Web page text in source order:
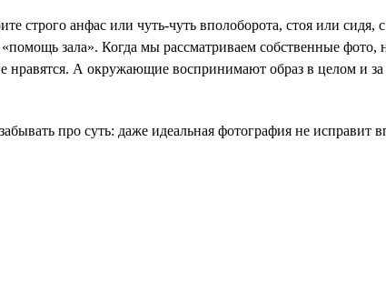
анфас или чуть-чуть вполоборота, стоя или сидя,
зала». Когда мы рассматриваем собственные фото,
А окружающие воспринимают образ в целом и за
про суть: даже идеальная фотография не исправит